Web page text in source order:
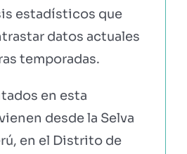
estadísticos que
datos actuales
temporadas.
en esta
desde la Selva
en el Distrito de